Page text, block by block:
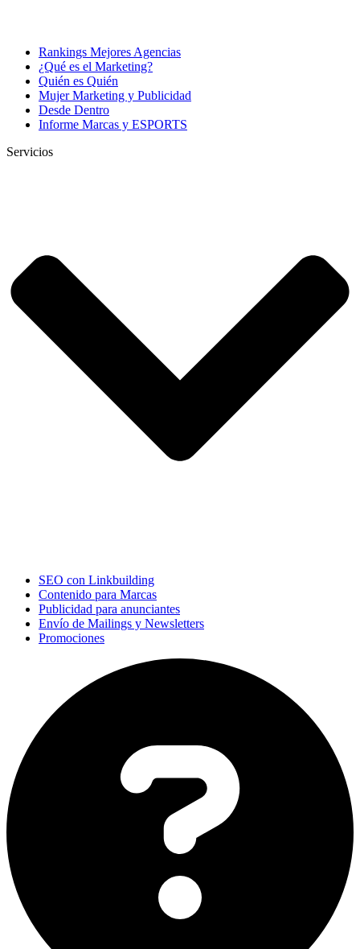
Rankings Mejores Agencias
¿Qué es el Marketing?
Quién es Quién
Mujer Marketing y Publicidad
Desde Dentro
Informe Marcas y ESPORTS
Servicios
SEO con Linkbuilding
Contenido para Marcas
Publicidad para anunciantes
Envío de Mailings y Newsletters
Promociones